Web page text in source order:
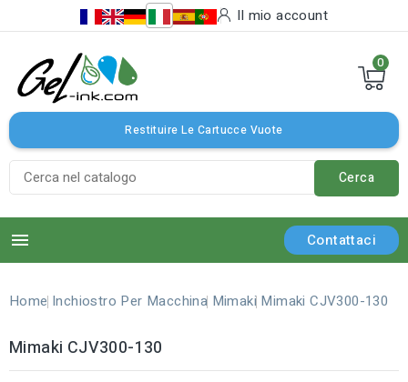
Il mio account
0
Restituire Le Cartucce Vuote
Cerca
 Contattaci
Home Inchiostro Per Macchina Mimaki Mimaki CJV300-130
Mimaki CJV300-130